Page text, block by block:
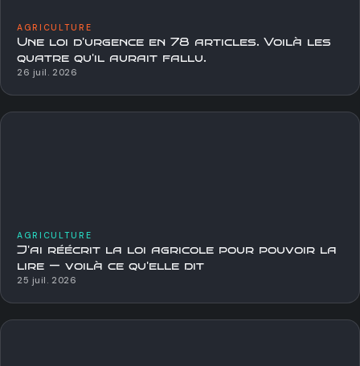
AGRICULTURE
Une loi d'urgence en 78 articles. Voilà les
quatre qu'il aurait fallu.
26 juil. 2026
AGRICULTURE
J'ai réécrit la loi agricole pour pouvoir la
lire — voilà ce qu'elle dit
25 juil. 2026